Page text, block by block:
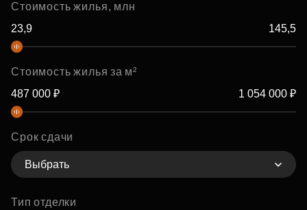
Стоимость жилья, млн
Стоимость жилья за м²
Срок сдачи
Выбрать
Тип отделки